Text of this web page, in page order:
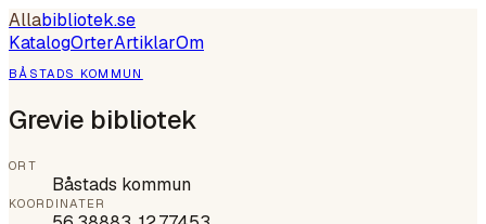
Allabibliotek.se
KatalogOrterArtiklarOm
BÅSTADS KOMMUN
Grevie bibliotek
ORT
Båstads kommun
KOORDINATER